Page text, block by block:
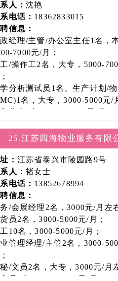
人： 沈艳
电话： 18362833015
信息：
经理/主管/办公室主任1名，
7000元/月；
/操作工2名，大专，5000-
分析测试员1名、生产计划/
名，大专，3000-5000元/
代表5名，5000-7000元/月。
25.江苏四海物业服务有限
： 江苏省泰兴市陵园路9号
人： 褚女士
电话： 13852678994
信息：
/会展经理2名，3000元/月左
员2名，3000-5000元/月；
10名，3000-5000元/月；
管理经理/主管2名，3000-
/文员2名，大专，3000元/月
员6名，3000-5000元/月；